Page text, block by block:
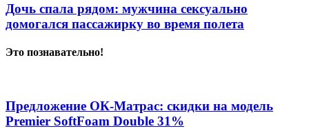
Дочь спала рядом: мужчина сексуально
домогался пассажирку во время полета
Это познавательно!
Предложение ОК-Матрас: скидки на модель
Premier SoftFoam Double 31%